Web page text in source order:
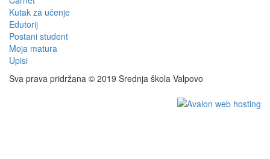
Kutak za učenje
Edutorij
Postani student
Moja matura
Upisi
Sva prava pridržana © 2019 Srednja škola Valpovo